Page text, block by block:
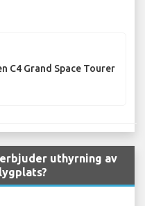
C4 Grand Space Tourer
uthyrning av